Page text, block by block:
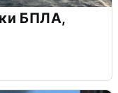
БПЛА,